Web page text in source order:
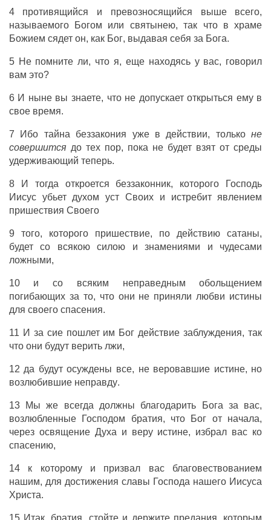
4 противящийся и превозносящийся выше всего,
называемого
Богом или святынею, так что в
храме
Божием сядет он, как Бог, выдавая себя за Бога.
5 Не помните ли, что я, еще находясь у вас, говорил
вам это?
6 И ныневы знаете, что не допускает открыться ему в
свое время.
7 Ибо тайна беззакония уже в действии, только не
совершится до тех пор, пока не будет взят от среды
удерживающий теперь.
8 И тогда откроется беззаконник, которого
Господь
Иисус
убьет духом уст Своих и истребит
явлением
пришествия Своего
9 того, которого пришествие, по действию сатаны,
будет
со всякою силою и знамениями и
чудесами
ложными,
10 и со всяким неправедным
обольщением
погибающих за то, что они не приняли любви истины
для своего спасения.
11 И за сие пошлет им Бог действие заблуждения, так
чтоони будут верить лжи,
12 да будут осуждены все, не веровавшие истине, но
возлюбившие неправду.
13 Мы же всегда должны благодарить Бога за вас,
возлюбленные
Господом братия, что Бог от начала,
через освящение Духа и веру истине, избрал вас ко
спасению,
14 к которомуи призвал вас
благовествованием
нашим, для достижения славы Господа нашего Иисуса
Христа.
15 Итак братия стойте и держите предания которым